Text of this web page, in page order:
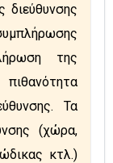
διεύθυνσης
της
Τα
(χώρα,
κτλ.)